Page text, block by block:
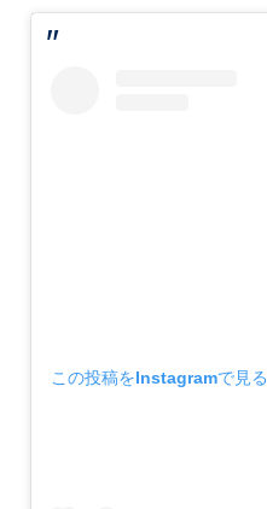
この投稿をInstagramで見る